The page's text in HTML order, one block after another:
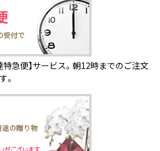
急便】サービス。朝12時までのご注文
。